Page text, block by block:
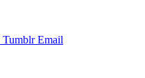
Tumblr Email